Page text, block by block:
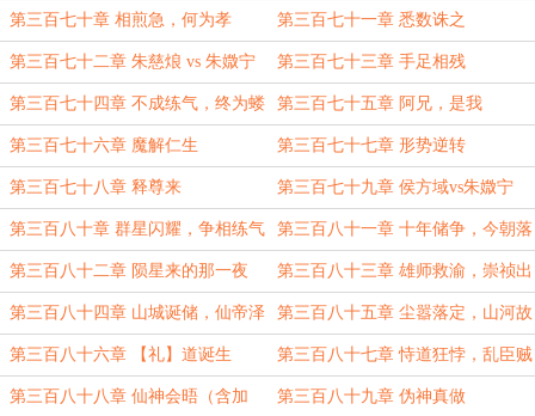
日 情
第三百七十章 相煎急，何为孝 第三百七十一章 悉数诛之
第三百七十二章 朱慈烺 vs 朱媺宁 第三百七十三章 手足相残
第三百七十四章 不成练气，终为蝼
蚁
第三百七十五章 阿兄，是我
第三百七十六章 魔解仁生 第三百七十七章 形势逆转
第三百七十八章 释尊来 第三百七十九章 侯方域vs朱媺宁
第三百八十章 群星闪耀，争相练气 第三百八十一章 十年储争，今朝落
幕
第三百八十二章 陨星来的那一夜 第三百八十三章 雄师救渝，崇祯出
关
第三百八十四章 山城诞储，仙帝泽
霖
第三百八十五章 尘嚣落定，山河故
人
第三百八十六章 【礼】道诞生 第三百八十七章 恃道狂悖，乱臣贼
子
第三百八十八章 仙神会晤（含加 第三百八十九章 伪神真做